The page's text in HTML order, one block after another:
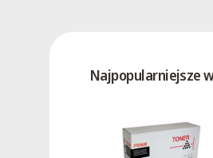
Phonefax 310 C
Phonefax 312 C
Phonefax 315 C
Najpopularniejsze